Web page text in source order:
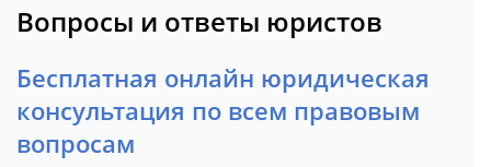
Вопросы и ответы юристов
Бесплатная онлайн юридическая
консультация по всем правовым
вопросам